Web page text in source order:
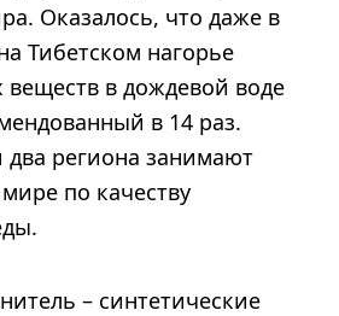
Оказалось, что даже в
Тибетском нагорье
веществ в дождевой воде
в 14 раз.
два региона занимают
по качеству
– синтетические